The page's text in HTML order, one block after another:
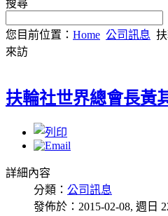
搜尋
您目前位置： Home 公司訊息
來訪
扶輪社世界總會長黃
詳細內容
分類： 公司訊息
發佈於：2015-02-08, 週日